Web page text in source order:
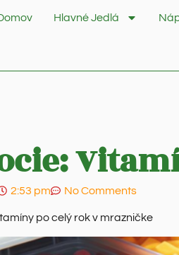
Hlavné Jedlá
2:53 pm No Comments
po celý rok v mrazničke